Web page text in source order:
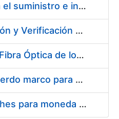
Acuerdo marco para el suministro e instalación de persianas, estores y otros complementos
Servicio de Calibración y Verificación Externa de los Equipos de Medición del Servicio de Prevención de la FNMT-RCM
Conexión mediante Fibra Óptica de los Centros de Proceso de Datos (CPDs) de las sedes de la FNMT-RCM de Burgos y Madrid
Contratación de acuerdo marco para el Suministro de Material de Electricidad para la Fábrica Nacional de Moneda y Timbre-Real Casa de la Moneda en su centro de trabajo de Burgos
Suministro de estuches para moneda de 30 €